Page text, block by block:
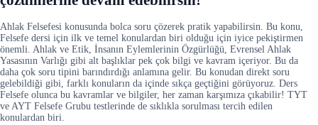
Ahlak Felsefesi konusunda bolca soru çözerek pratik yapabilirsin. Bu konu,
Felsefe dersi için ilk ve temel konulardan biri olduğu için iyice pekiştirmen
önemli. Ahlak ve Etik, İnsanın Eylemlerinin Özgürlüğü, Evrensel Ahlak
Yasasının Varlığı gibi alt başlıklar pek çok bilgi ve kavram içeriyor. Bu da
daha çok soru tipini barındırdığı anlamına gelir. Bu konudan direkt soru
gelebildiği gibi, farklı konuların da içinde sıkça geçtiğini görüyoruz. Ders
Felsefe olunca bu kavramlar ve bilgiler, her zaman karşımıza çıkabilir! TYT
ve AYT Felsefe Grubu testlerinde de sıklıkla sorulması tercih edilen
konulardan biri.